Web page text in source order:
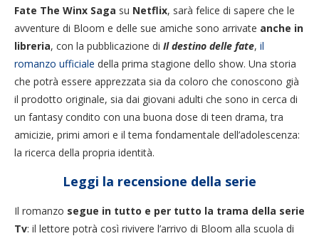
Fate The Winx Saga su Netflix, sarà felice di sapere che le
avventure di Bloom e delle sue amiche sono arrivate anche in
libreria, con la pubblicazione di Il destino delle fate, il
romanzo ufficiale della prima stagione dello show. Una storia
che potrà essere apprezzata sia da coloro che conoscono già
il prodotto originale, sia dai giovani adulti che sono in cerca di
un fantasy condito con una buona dose di teen drama, tra
amicizie, primi amori e il tema fondamentale dell’adolescenza:
la ricerca della propria identità.
Leggi la recensione della serie
Il romanzo segue in tutto e per tutto la trama della serie
Tv: il lettore potrà così rivivere l’arrivo di Bloom alla scuola di